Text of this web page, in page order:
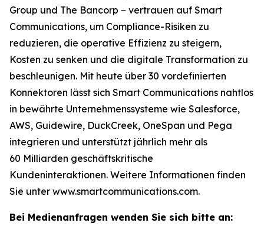
Group und The Bancorp – vertrauen auf Smart
Communications, um Compliance-Risiken zu
reduzieren, die operative Effizienz zu steigern,
Kosten zu senken und die digitale Transformation zu
beschleunigen. Mit heute über 30 vordefinierten
Konnektoren lässt sich Smart Communications nahtlos
in bewährte Unternehmenssysteme wie Salesforce,
AWS, Guidewire, DuckCreek, OneSpan und Pega
integrieren und unterstützt jährlich mehr als
60 Milliarden geschäftskritische
Kundeninteraktionen. Weitere Informationen finden
Sie unter www.smartcommunications.com.
Bei Medienanfragen wenden Sie sich bitte an: